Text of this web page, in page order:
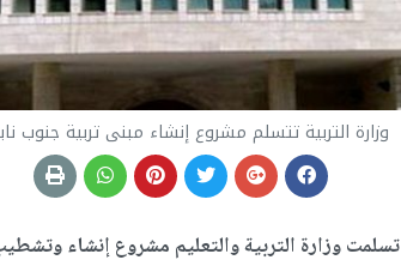
وزارة التربية تتسلم مشروع إنشاء مبنى تربية جنوب
تسلمت وزارة التربية والتعليم مشروع إنشاء